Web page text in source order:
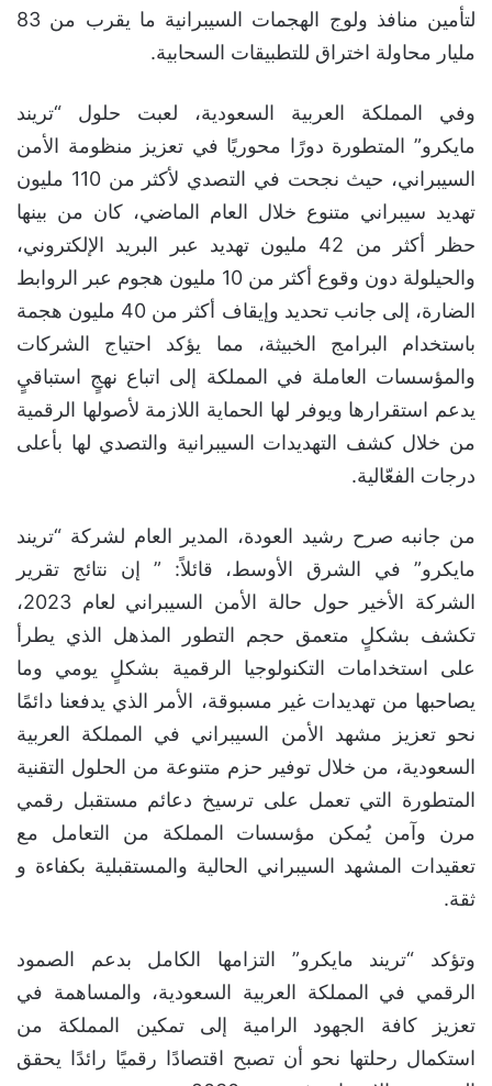
لتأمين منافذ ولوج الهجمات السيبرانية ما يقرب من 83
مليار محاولة اختراق للتطبيقات السحابية.
وفي المملكة العربية السعودية، لعبت حلول “تريند
مايكرو” المتطورة دورًا محوريًا في تعزيز منظومة الأمن
السيبراني، حيث نجحت في التصدي لأكثر من 110 مليون
تهديد سيبراني متنوع خلال العام الماضي، كان من بينها
حظر أكثر من 42 مليون تهديد عبر البريد الإلكتروني،
والحيلولة دون وقوع أكثر من 10 مليون هجوم عبر الروابط
الضارة، إلى جانب تحديد وإيقاف أكثر من 40 مليون هجمة
باستخدام البرامج الخبيثة، مما يؤكد احتياج الشركات
والمؤسسات العاملة في المملكة إلى اتباع نهجٍ استباقيٍ
يدعم استقرارها ويوفر لها الحماية اللازمة لأصولها الرقمية
من خلال كشف التهديدات السيبرانية والتصدي لها بأعلى
درجات الفعّالية.
من جانبه صرح رشيد العودة، المدير العام لشركة “تريند
مايكرو” في الشرق الأوسط، قائلاً: ” إن نتائج تقرير
الشركة الأخير حول حالة الأمن السيبراني لعام 2023،
تكشف بشكلٍ متعمق حجم التطور المذهل الذي يطرأ
على استخدامات التكنولوجيا الرقمية بشكلٍ يومي وما
يصاحبها من تهديدات غير مسبوقة، الأمر الذي يدفعنا دائمًا
نحو تعزيز مشهد الأمن السيبراني في المملكة العربية
السعودية، من خلال توفير حزم متنوعة من الحلول التقنية
المتطورة التي تعمل على ترسيخ دعائم مستقبل رقمي
مرن وآمن يُمكن مؤسسات المملكة من التعامل مع
تعقيدات المشهد السيبراني الحالية والمستقبلية بكفاءة و
ثقة.
وتؤكد “تريند مايكرو” التزامها الكامل بدعم الصمود
الرقمي في المملكة العربية السعودية، والمساهمة في
تعزيز كافة الجهود الرامية إلى تمكين المملكة من
استكمال رحلتها نحو أن تصبح اقتصادًا رقميًا رائدًا يحقق